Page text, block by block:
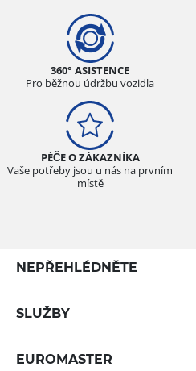
360° ASISTENCE
Pro běžnou údržbu vozidla
PÉČE O ZÁKAZNÍKA
Vaše potřeby jsou u nás na prvním
místě
NEPŘEHLÉDNĚTE
SLUŽBY
EUROMASTER